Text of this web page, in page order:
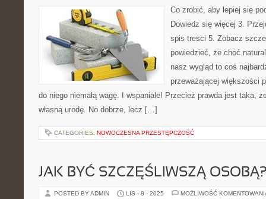
Co zrobić, aby lepiej się
Dowiedz się więcej 3.
spis tresci 5. Zobacz
powiedzieć, że choć
nasz wygląd to coś
przeważającej większości
do niego niemałą wagę. I wspaniale! Przecież prawda jest taka,
własną urodę. No dobrze, lecz […]
CATEGORIES: NOWOCZESNA PRZESTĘPCZOŚĆ
JAK BYĆ SZCZĘŚLIWSZĄ
POSTED BY ADMIN LIS - 8 - 2025 MOŻLIWOŚĆ